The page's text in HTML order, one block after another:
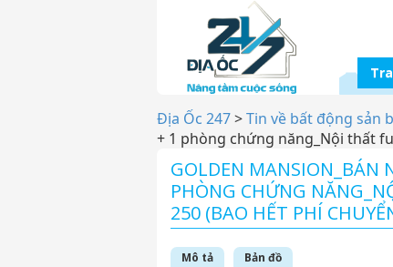
Địa Ốc 247>Tin về bất động sản
+ 1 phòng chứng năng_Nội thất
GOLDEN MANSION_BÁN
PHÒNG CHỨNG
250 (BAO HẾT PHÍ
Mô tả Bản đồ